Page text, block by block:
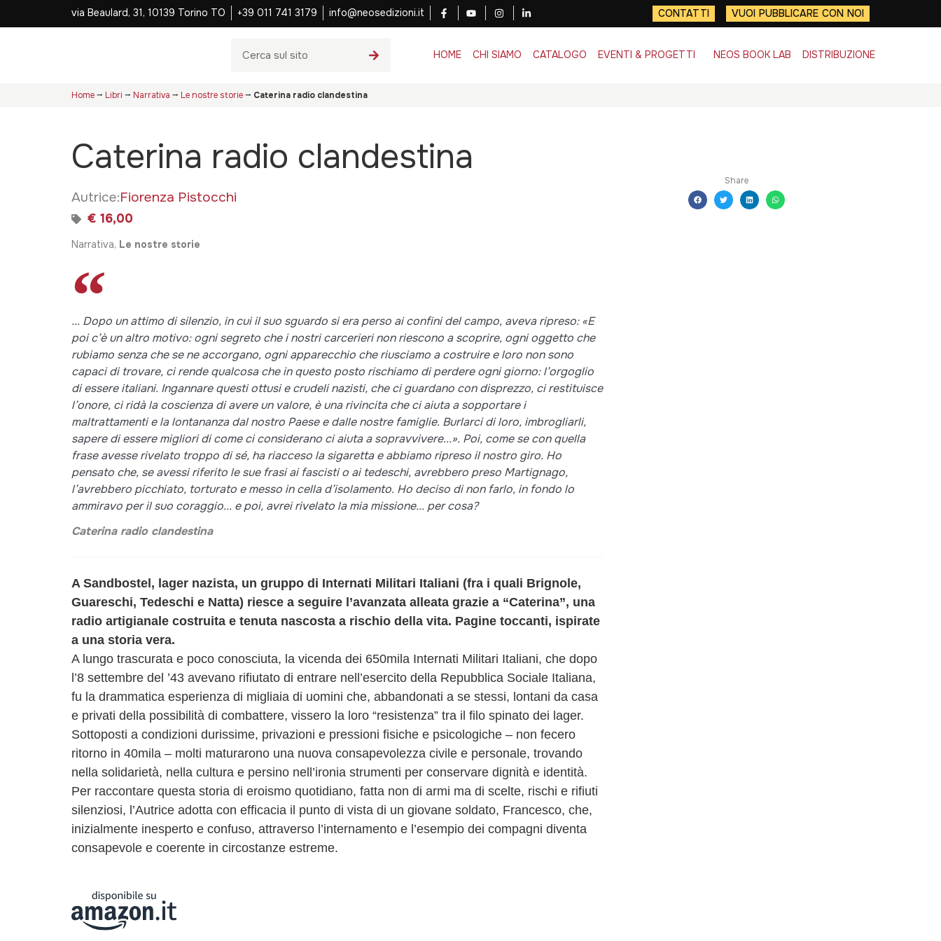
via Beaulard, 31, 10139 Torino TO +39 011 741 3179 info@neosedizioni.it CONTATTI VUOI PUBBLICARE CON NOI
HOME CHI SIAMO CATALOGO EVENTI & PROGETTI NEOS BOOK LAB DISTRIBUZIONE
Home⭢ Libri ⭢ Narrativa ⭢ Le nostre storie⭢ Caterina radio clandestina
Caterina radio clandestina
Autrice:Fiorenza Pistocchi
€ 16,00
Narrativa, Le nostre storie
... Dopo un attimo di silenzio, in cui il suo sguardo si era perso ai confini del campo, aveva ripreso: «E
poi c’è un altro motivo: ogni segreto che i nostri carcerieri non riescono a scoprire, ogni oggetto che
rubiamo senza che se ne accorgano, ogni apparecchio che riusciamo a costruire e loro non sono
capaci di trovare, ci rende qualcosa che in questo posto rischiamo di perdere ogni giorno: l’orgoglio
di essere italiani. Ingannare questi ottusi e crudeli nazisti, che ci guardano con disprezzo, ci restituisce
l’onore, ci ridà la coscienza di avere un valore, è una rivincita che ci aiuta a sopportare i
maltrattamenti e la lontananza dal nostro Paese e dalle nostre famiglie. Burlarci di loro, imbrogliarli,
sapere di essere migliori di come ci considerano ci aiuta a sopravvivere...». Poi, come se con quella
frase avesse rivelato troppo di sé, ha riacceso la sigaretta e abbiamo ripreso il nostro giro. Ho
pensato che, se avessi riferito le sue frasi ai fascisti o ai tedeschi, avrebbero preso Martignago,
l’avrebbero picchiato, torturato e messo in cella d’isolamento. Ho deciso di non farlo, in fondo lo
ammiravo per il suo coraggio... e poi, avrei rivelato la mia missione... per cosa?
Caterina radio clandestina
A Sandbostel, lager nazista, un gruppo di Internati Militari Italiani (fra i quali Brignole,
Guareschi, Tedeschi e Natta) riesce a seguire l’avanzata alleata grazie a “Caterina”, una
radio artigianale costruita e tenuta nascosta a rischio della vita. Pagine toccanti, ispirate
a una storia vera.
A lungo trascurata e poco conosciuta, la vicenda dei 650mila Internati Militari Italiani, che dopo
l’8 settembre del ’43 avevano rifiutato di entrare nell’esercito della Repubblica Sociale Italiana,
fu la drammatica esperienza di migliaia di uomini che, abbandonati a se stessi, lontani da casa
e privati della possibilità di combattere, vissero la loro “resistenza” tra il filo spinato dei lager.
Sottoposti a condizioni durissime, privazioni e pressioni fisiche e psicologiche ‒ non fecero
ritorno in 40mila ‒ molti maturarono una nuova consapevolezza civile e personale, trovando
nella solidarietà, nella cultura e persino nell’ironia strumenti per conservare dignità e identità.
Per raccontare questa storia di eroismo quotidiano, fatta non di armi ma di scelte, rischi e rifiuti
silenziosi, l’Autrice adotta con efficacia il punto di vista di un giovane soldato, Francesco, che,
inizialmente inesperto e confuso, attraverso l’internamento e l’esempio dei compagni diventa
consapevole e coerente in circostanze estreme.
Share